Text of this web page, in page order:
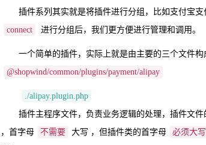
插件系列其实就是将插件进行分组，比如支付宝
connect
进行分组后，我们更方便进行管理和调用。
一个简单的插件，实际上就是由主要的三个文件
@shopwind/common/plugins/payment/alipay
./alipay.plugin.php
插件主程序文件，负责业务逻辑的处理，插件文件
，首字母
不需要 大写 ，但插件类的首字母 必须大写